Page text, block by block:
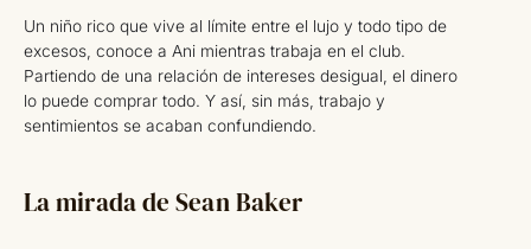
Un niño rico que vive al límite entre el lujo y todo tipo de
excesos, conoce a Ani mientras trabaja en el club.
Partiendo de una relación de intereses desigual, el dinero
lo puede comprar todo. Y así, sin más, trabajo y
sentimientos se acaban confundiendo.
La mirada de Sean Baker